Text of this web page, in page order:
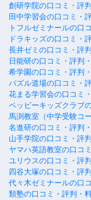
創研学院の口コミ・評
田中学習会の口コミ・
トフルゼミナールの口
ドラキッズの口コミ・
長井ゼミの口コミ・評
日能研の口コミ・評判
希学園の口コミ・評判
パズル道場の口コミ・
花まる学習会の口コミ
ペッピーキッズクラブ
馬渕教室（中学受験コ
名進研の口コミ・評判
山手学院の口コミ・評
ヤマハ英語教室の口コ
ユリウスの口コミ・評
四谷大塚の口コミ・評
代々木ゼミナールの口
類塾の口コミ・評判・